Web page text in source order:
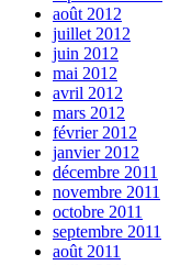
août 2012
juillet 2012
juin 2012
mai 2012
avril 2012
mars 2012
février 2012
janvier 2012
décembre 2011
novembre 2011
octobre 2011
septembre 2011
août 2011